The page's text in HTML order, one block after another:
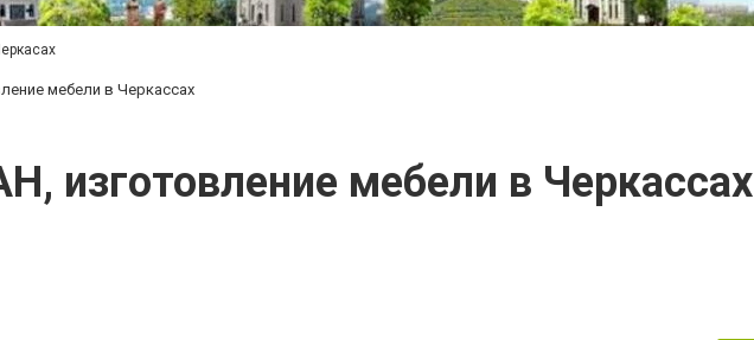
мебели в Черкассах
изготовление мебели в Черкассах